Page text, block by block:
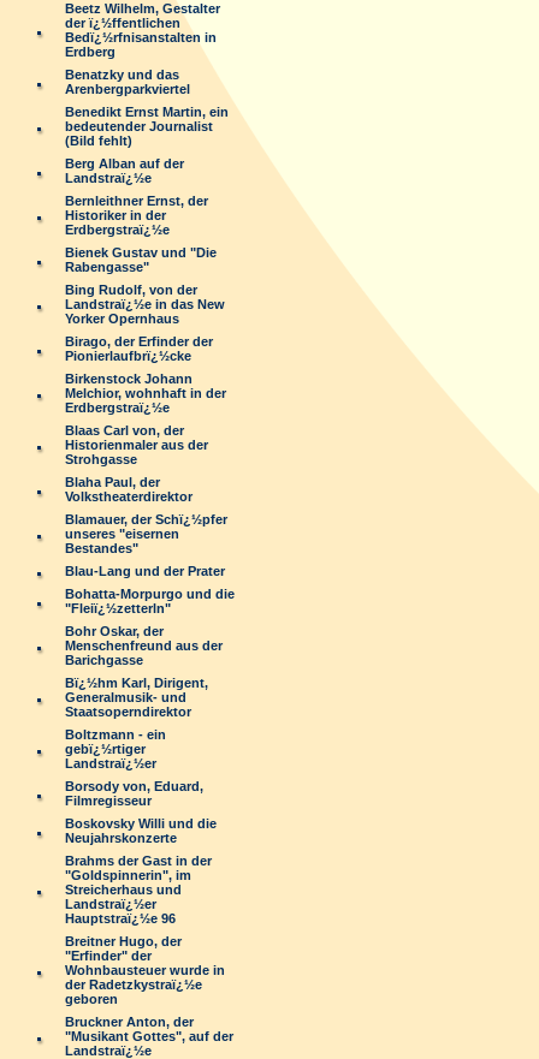
Beetz Wilhelm, Gestalter
der ï¿½ffentlichen
Bedï¿½rfnisanstalten in
Erdberg
Benatzky und das
Arenbergparkviertel
Benedikt Ernst Martin, ein
bedeutender Journalist
(Bild fehlt)
Berg Alban auf der
Landstraï¿½e
Bernleithner Ernst, der
Historiker in der
Erdbergstraï¿½e
Bienek Gustav und "Die
Rabengasse"
Bing Rudolf, von der
Landstraï¿½e in das New
Yorker Opernhaus
Birago, der Erfinder der
Pionierlaufbrï¿½cke
Birkenstock Johann
Melchior, wohnhaft in der
Erdbergstraï¿½e
Blaas Carl von, der
Historienmaler aus der
Strohgasse
Blaha Paul, der
Volkstheaterdirektor
Blamauer, der Schï¿½pfer
unseres "eisernen
Bestandes"
Blau-Lang und der Prater
Bohatta-Morpurgo und die
"Fleiï¿½zetterln"
Bohr Oskar, der
Menschenfreund aus der
Barichgasse
Bï¿½hm Karl, Dirigent,
Generalmusik- und
Staatsoperndirektor
Boltzmann - ein
gebï¿½rtiger
Landstraï¿½er
Borsody von, Eduard,
Filmregisseur
Boskovsky Willi und die
Neujahrskonzerte
Brahms der Gast in der
"Goldspinnerin", im
Streicherhaus und
Landstraï¿½er
Hauptstraï¿½e 96
Breitner Hugo, der
"Erfinder" der
Wohnbausteuer wurde in
der Radetzkystraï¿½e
geboren
Bruckner Anton, der
"Musikant Gottes", auf der
Landstraï¿½e